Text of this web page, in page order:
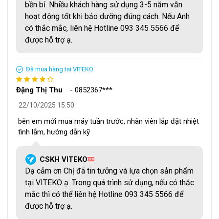
pháp thủ công truyền thống. Khoảng thời gian tiết kiệm được
có thể dùng để tăng sản lượng hoặc tối ưu hóa các khâu sản
xuất khác, từ đó nâng cao lợi nhuận tổng thể cho doanh
3. Khả Năng Xử Lý Đa Dạng Sản Phẩm - Một Máy,
Vạn Ứng Dụng
Bạn có nhiều dòng sản phẩm khác nhau cần đóng gói? Đừng
cho mọi nhu cầu đóng gói của bạn!
của máy VKBZ-5050A là khả năng thích ứng với đa dạng
sản phẩm. Thay vì phải đầu tư nhiều loại máy riêng biệt cho
từng dòng sản phẩm, giờ đây bạn chỉ cần một thiết bị duy
Phạm vi kích thước siêu rộng
bền bỉ. Nhiều khách hàng sử dụng 3-5 năm vẫn
hoạt động tốt khi bảo dưỡng đúng cách. Nếu Anh
có thắc mắc, liên hệ Hotline 093 345 5566 để
được hỗ trợ ạ.
Đặng Thị Thu - 0852367***
Đã mua hàng tại VITEKO
22/10/2025 15:50
bên em mới mua máy tuần trước, nhân viên lắp đặt nhiệt
tình lắm, hướng dẫn kỹ
CSKH VITEKOQTV
Dạ cảm ơn Chị đã tin tưởng và lựa chọn sản phẩm
tại VITEKO ạ. Trong quá trình sử dụng, nếu có thắc
mắc thì có thể liên hệ Hotline 093 345 5566 để
được hỗ trợ ạ.